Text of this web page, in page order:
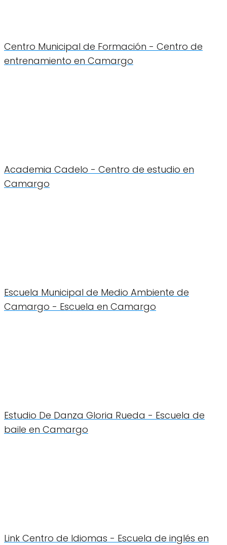
Centro Municipal de Formación - Centro de
entrenamiento en Camargo
Academia Cadelo - Centro de estudio en
Camargo
Escuela Municipal de Medio Ambiente de
Camargo - Escuela en Camargo
Estudio De Danza Gloria Rueda - Escuela de
baile en Camargo
Link Centro de Idiomas - Escuela de inglés en